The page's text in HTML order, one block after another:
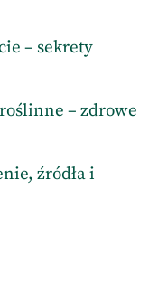
– sekrety
– zdrowe
źródła i